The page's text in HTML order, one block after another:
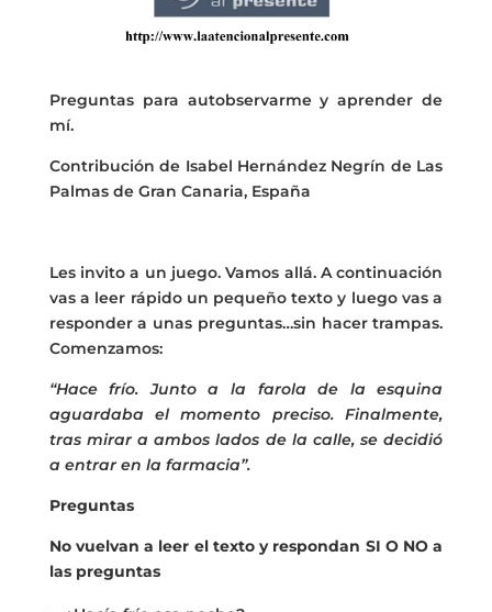
Preguntas para autobservarme y aprender de
mí.
Contribución de Isabel Hernández Negrín de Las
Palmas de Gran Canaria, España
Les invito a un juego. Vamos allá. A continuación
vas a leer rápido un pequeño texto y luego vas a
responder a unas preguntas…sin hacer trampas.
Comenzamos:
“Hace frío. Junto a la farola de la esquina
aguardaba el momento preciso. Finalmente,
tras mirar a ambos lados de la calle, se decidió
a entrar en la farmacia”.
Preguntas
No vuelvan a leer el texto y respondan SI O NO a
las preguntas